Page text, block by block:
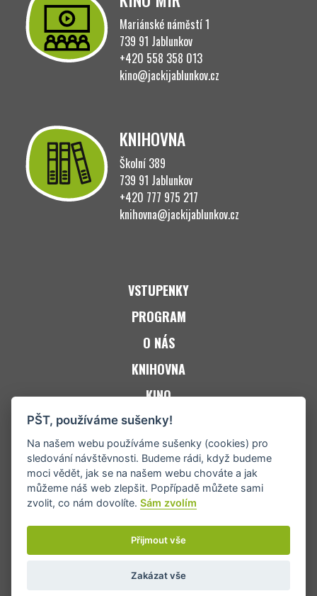
Mariánské náměstí 1
739 91 Jablunkov
+420 558 358 013
kino@jackijablunkov.cz
KNIHOVNA
Školní 389
739 91 Jablunkov
+420 777 975 217
knihovna@jackijablunkov.cz
VSTUPENKY
PROGRAM
O NÁS
KNIHOVNA
KINO
ZPRAVODAJ JACKi
KONTAKT
Copyright © 2024 Jablunkovské informační centrum © Tvorba
PŠT, používáme sušenky!
Na našem webu používáme sušenky (cookies) pro
sledování návštěvnosti. Budeme rádi, když budeme
moci vědět, jak se na našem webu chováte a jak
můžeme náš web zlepšit. Popřípadě můžete sami
zvolit, co nám dovolíte.Sám zvolím
Přijmout vše
Zakázat vše